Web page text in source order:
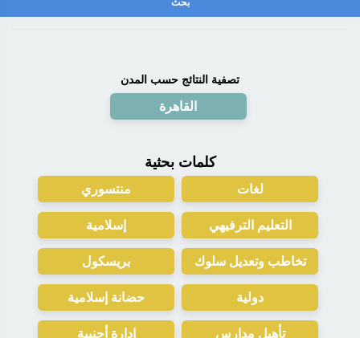
تصفية النتائج حسب المدن
القاهرة
كلمات بحثية
لغات منتسوري
التعليم الترفيهي إسلامية
تخاطب وتعديل سلوك بريسكول
دولية حضانة إسلامية
تأهيل مدارس إدارة أجنبية